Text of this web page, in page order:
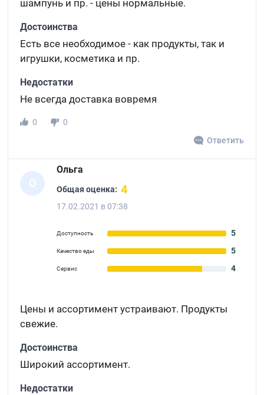
шампунь и пр. - цены нормальные.
Достоинства
Есть все необходимое - как продукты, так и
игрушки, косметика и пр.
Недостатки
Не всегда доставка вовремя
0
0
Ответить
О
Ольга
Общая оценка: 4
17.02.2021 в 07:38
Доступность 5
Качество еды 5
Сервис 4
Цены и ассортимент устраивают. Продукты
свежие.
Достоинства
Широкий ассортимент.
Недостатки